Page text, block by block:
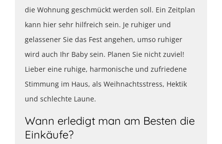
die Wohnung geschmückt werden soll. Ein Zeitplan
kann hier sehr hilfreich sein. Je ruhiger und
gelassener Sie das Fest angehen, umso ruhiger
wird auch Ihr Baby sein. Planen Sie nicht zuviel!
Lieber eine ruhige, harmonische und zufriedene
Stimmung im Haus, als Weihnachtsstress, Hektik
und schlechte Laune.
Wann erledigt man am Besten die
Einkäufe?